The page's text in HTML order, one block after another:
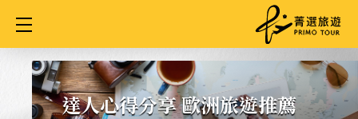
達人心得分享 歐洲旅遊推薦